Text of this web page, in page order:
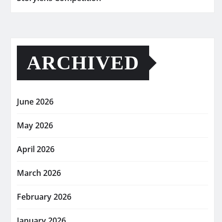
ARCHIVED
June 2026
May 2026
April 2026
March 2026
February 2026